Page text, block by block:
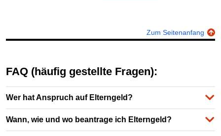
Zum Seitenanfang
FAQ (häufig gestellte Fragen):
Wer hat Anspruch auf Elterngeld?
Wann, wie und wo beantrage ich Elterngeld?